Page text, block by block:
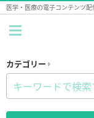
医学・医療の電子コンテンツ配
カテゴリー